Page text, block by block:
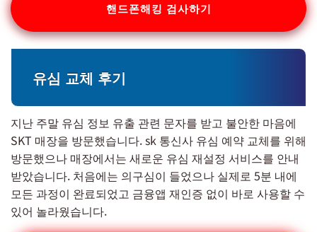
핸드폰해킹 검사하기
유심 교체 후기
지난 주말 유심 정보 유출 관련 문자를 받고 불안한 마음에
SKT 매장을 방문했습니다. sk 통신사 유심 예약 교체를 위해
방문했으나 매장에서는 새로운 유심 재설정 서비스를 안내
받았습니다. 처음에는 의구심이 들었으나 실제로 5분 내에
모든 과정이 완료되었고 금융앱 재인증 없이 바로 사용할 수
있어 놀라웠습니다.